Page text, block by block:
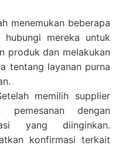
menemukan beberapa
mereka untuk
produk dan melakukan
tentang layanan purna
memilih supplier
dengan
yang diinginkan.
konfirmasi terkait